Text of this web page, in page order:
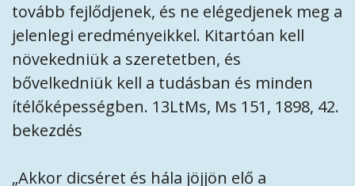
tovább fejlődjenek, és ne elégedjenek meg a
jelenlegi eredményeikkel. Kitartóan kell
növekedniük a szeretetben, és
bővelkedniük kell a tudásban és minden
ítélőképességben. 13LtMs, Ms 151, 1898, 42.
bekezdés
„Akkor dicséret és hála jöjjön elő a